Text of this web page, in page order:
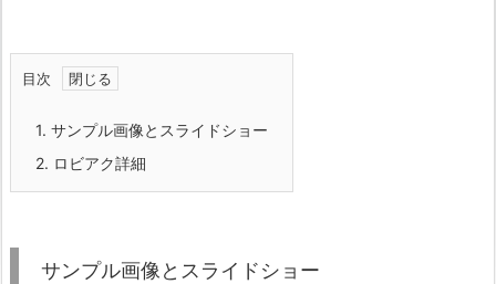
目次
1. サンプル画像とスライドショー
2. ロビアク詳細
サンプル画像とスライドショー